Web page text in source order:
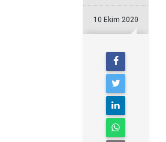
10 Ekim 2020